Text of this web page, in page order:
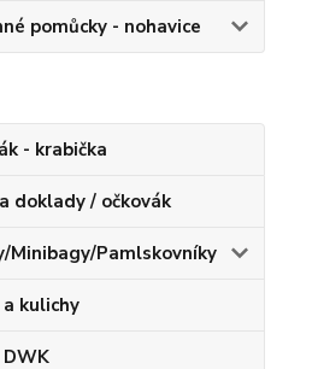
pomůcky - nohavice
- krabička
doklady / očkovák
Minibagy/Pamlskovníky
a kulichy
DWK